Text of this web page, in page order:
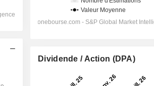
Dividende / Action (DPA)